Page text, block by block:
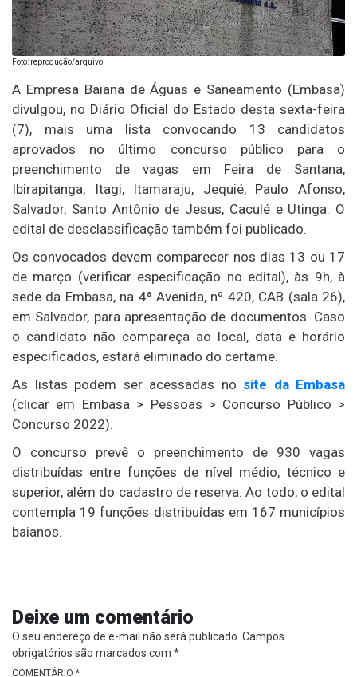
Foto: reprodução/arquivo
A Empresa Baiana de Águas e Saneamento (Embasa)
divulgou, no Diário Oficial do Estado desta sexta-feira
(7), mais uma lista convocando 13 candidatos
aprovados no último concurso público para o
preenchimento de vagas em Feira de Santana,
Ibirapitanga, Itagi, Itamaraju, Jequié, Paulo Afonso,
Salvador, Santo Antônio de Jesus, Caculé e Utinga. O
edital de desclassificação também foi publicado.
Os convocados devem comparecer nos dias 13 ou 17
de março (verificar especificação no edital), às 9h, à
sede da Embasa, na 4ª Avenida, nº 420, CAB (sala 26),
em Salvador, para apresentação de documentos. Caso
o candidato não compareça ao local, data e horário
especificados, estará eliminado do certame.
As listas podem ser acessadas no site da Embasa
(clicar em Embasa > Pessoas > Concurso Público >
Concurso 2022).
O concurso prevê o preenchimento de 930 vagas
distribuídas entre funções de nível médio, técnico e
superior, além do cadastro de reserva. Ao todo, o edital
contempla 19 funções distribuídas em 167 municípios
baianos.
Deixe um comentário
O seu endereço de e-mail não será publicado. Campos
obrigatórios são marcados com *
COMENTÁRIO *